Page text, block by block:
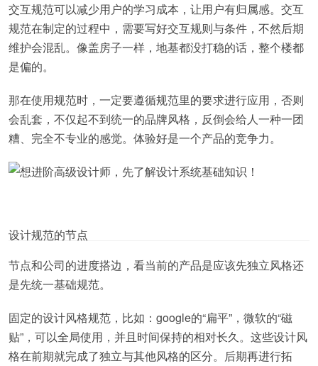
交互规范可以减少用户的学习成本，让用户有归属感。交互
规范在制定的过程中，需要写好交互规则与条件，不然后期
维护会混乱。像盖房子一样，地基都没打稳的话，整个楼都
是偏的。
那在使用规范时，一定要遵循规范里的要求进行应用，否则
会乱套，不仅起不到统一的品牌风格，反倒会给人一种一团
糟、完全不专业的感觉。体验好是一个产品的竞争力。
设计规范的节点
节点和公司的进度搭边，看当前的产品是应该先独立风格还
是先统一基础规范。
固定的设计风格规范，比如：google的“扁平”，微软的“磁
贴”，可以全局使用，并且时间保持的相对长久。这些设计风
格在前期就完成了独立与其他风格的区分。后期再进行拓